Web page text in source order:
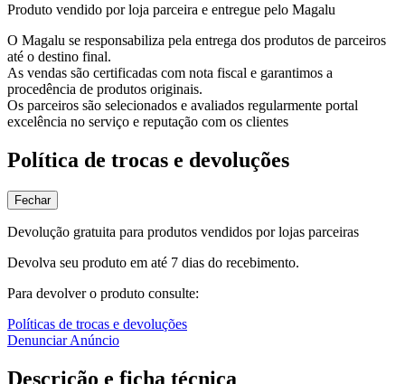
Produto vendido por loja parceira e entregue pelo Magalu
O Magalu se responsabiliza pela entrega dos produtos de parceiros
até o destino final.
As vendas são certificadas com nota fiscal e garantimos a
procedência de produtos originais.
Os parceiros são selecionados e avaliados regularmente portal
excelência no serviço e reputação com os clientes
Política de trocas e devoluções
Fechar
Devolução gratuita para produtos vendidos por lojas parceiras
Devolva seu produto em até 7 dias do recebimento.
Para devolver o produto consulte:
Políticas de trocas e devoluções
Denunciar Anúncio
Descrição e ficha técnica